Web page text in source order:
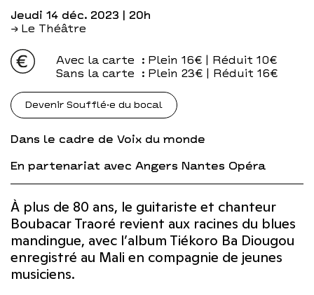
jeudi 14 déc. 2023 | 20h
→ Le Théâtre
Avec la carte
: Plein 16€ | Réduit 10€
Sans la carte
: Plein 23€ | Réduit 16€
Devenir Soufflé·e du bocal
Dans le cadre de Voix du monde
En partenariat avec Angers Nantes Opéra
À plus de 80 ans, le guitariste et chanteur
Boubacar Traoré revient aux racines du blues
mandingue, avec l’album Tiékoro Ba Diougou
enregistré au Mali en compagnie de jeunes
musiciens.